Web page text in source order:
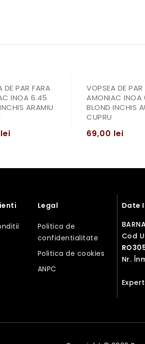
DE PAR FARA
INOA 6.45
ARAMIU
lei
VOPSEA DE PAR
AMONIAC INOA
BLOND INCHIS
CUPRU
69,00 lei
Legal
Politica de
confidentialitate
Politica de cookies
ANPC
Date
Cod
Nr.